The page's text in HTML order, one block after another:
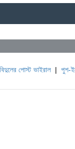
ভাইরাল|পুশ-ইনের